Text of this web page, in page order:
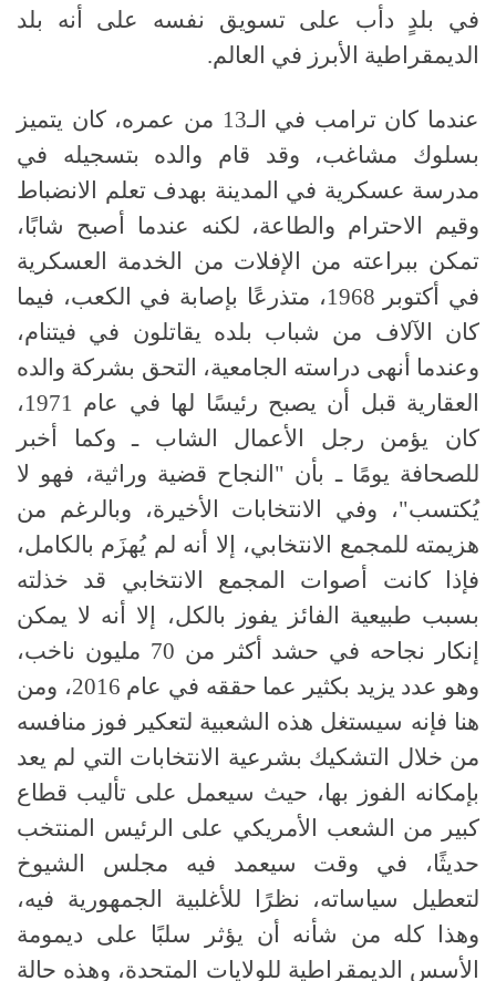
في بلدٍ دأب على تسويق نفسه على أنه بلد
الديمقراطية الأبرز في العالم.
عندما كان ترامب في الـ13 من عمره، كان يتميز
بسلوك مشاغب، وقد قام والده بتسجيله في
مدرسة عسكرية في المدينة بهدف تعلم الانضباط
وقيم الاحترام والطاعة، لكنه عندما أصبح شابًا،
تمكن ببراعته من الإفلات من الخدمة العسكرية
في أكتوبر 1968، متذرعًا بإصابة في الكعب، فيما
كان الآلاف من شباب بلده يقاتلون في فيتنام،
وعندما أنهى دراسته الجامعية، التحق بشركة والده
العقارية قبل أن يصبح رئيسًا لها في عام 1971،
كان يؤمن رجل الأعمال الشاب ـ وكما أخبر
للصحافة يومًا ـ بأن "النجاح قضية وراثية، فهو لا
يُكتسب"، وفي الانتخابات الأخيرة، وبالرغم من
هزيمته للمجمع الانتخابي، إلا أنه لم يُهزَم بالكامل،
فإذا كانت أصوات المجمع الانتخابي قد خذلته
بسبب طبيعية الفائز يفوز بالكل، إلا أنه لا يمكن
إنكار نجاحه في حشد أكثر من 70 مليون ناخب،
وهو عدد يزيد بكثير عما حققه في عام 2016، ومن
هنا فإنه سيستغل هذه الشعبية لتعكير فوز منافسه
من خلال التشكيك بشرعية الانتخابات التي لم يعد
بإمكانه الفوز بها، حيث سيعمل على تأليب قطاع
كبير من الشعب الأمريكي على الرئيس المنتخب
حديثًا، في وقت سيعمد فيه مجلس الشيوخ
لتعطيل سياساته، نظرًا للأغلبية الجمهورية فيه،
وهذا كله من شأنه أن يؤثر سلبًا على ديمومة
الأسس الديمقراطية للولايات المتحدة، وهذه حالة